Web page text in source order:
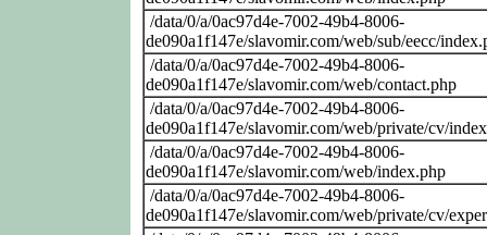
/data/0/a/0ac97d4e-7002-49b4-8006-
de090a1f147e/slavomir.com/web/sub/eecc/
/data/0/a/0ac97d4e-7002-49b4-8006-
de090a1f147e/slavomir.com/web/contact.php
/data/0/a/0ac97d4e-7002-49b4-8006-
de090a1f147e/slavomir.com/web/private/cv/
/data/0/a/0ac97d4e-7002-49b4-8006-
de090a1f147e/slavomir.com/web/index.php
/data/0/a/0ac97d4e-7002-49b4-8006-
de090a1f147e/slavomir.com/web/private/cv/